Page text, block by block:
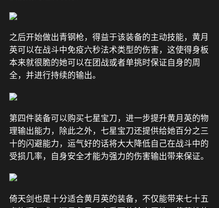
之后开始做出青钢枪，得益于该装备的主动技能，黄月
英可以在战斗中免疫六秒法术类型的伤害，这使得身板
本来就很脆的她可以在团战或者单挑时保证自身的周
全，并进行持续的输出。
第四件装备可以购买七星宝刀，进一步提升黄月英的物
理输出能力，除此之外，七星宝刀还提供给她百分之三
十的闪避能力，运气好的话将大大降低自己在战斗中的
受损几率，自身安全才能为强力的伤害输出带来保证。
倚天剑也是十分适合黄月英的装备，不仅能带来七十五